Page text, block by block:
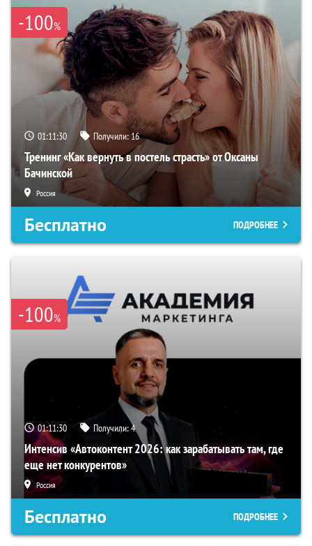
-100%
01:11:29 Получили:16
Тренинг «Как вернуть в постель страсть» от Оксаны
Бачинской
Россия
Бесплатно ПОДРОБНЕЕ
-100%
01:11:29 Получили:4
Интенсив «Автоконтент 2026: как зарабатывать там, где
еще нет конкурентов»
Россия
Бесплатно ПОДРОБНЕЕ